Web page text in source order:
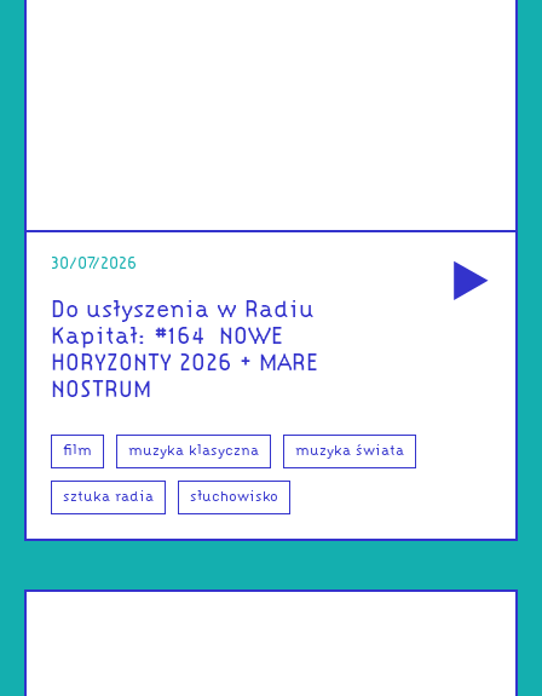
30/07/2026
Do usłyszenia w Radiu
Kapitał: #164 | NOWE
HORYZONTY 2026 + MARE
NOSTRUM
film muzyka klasyczna muzyka świata
sztuka radia słuchowisko